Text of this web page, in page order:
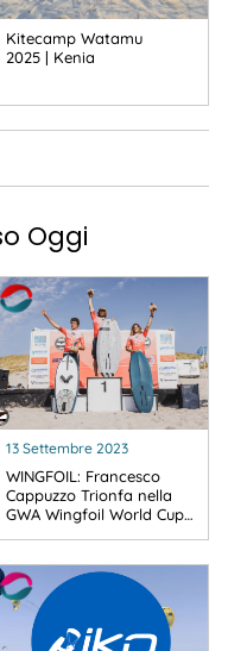
Kitecamp Watamu
2025 | Kenia
Oggi
13 Settembre 2023
WINGFOIL: Francesco
Cappuzzo Trionfa nella
GWA Wingfoil World Cup…